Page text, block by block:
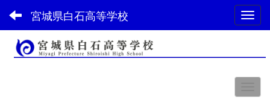
宮城県白石高等学校